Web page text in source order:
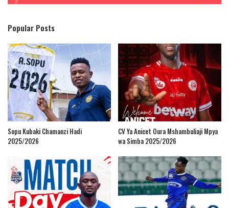
Popular Posts
Sopu Kubaki Chamanzi Hadi
2025/2026
CV Ya Anicet Oura Mshambuliaji Mpya
wa Simba 2025/2026